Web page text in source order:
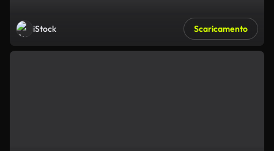
iStock Scaricamento